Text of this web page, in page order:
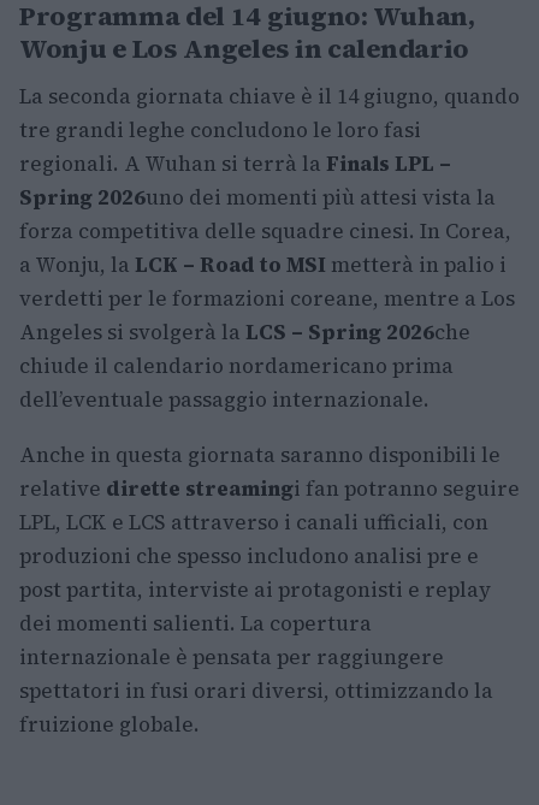
Programma del 14 giugno: Wuhan,
Wonju e Los Angeles in calendario
La seconda giornata chiave è il 14 giugno, quando
tre grandi leghe concludono le loro fasi
regionali. A Wuhan si terrà la Finals LPL –
Spring 2026uno dei momenti più attesi vista la
forza competitiva delle squadre cinesi. In Corea,
a Wonju, la LCK – Road to MSI metterà in palio i
verdetti per le formazioni coreane, mentre a Los
Angeles si svolgerà la LCS – Spring 2026che
chiude il calendario nordamericano prima
dell’eventuale passaggio internazionale.
Anche in questa giornata saranno disponibili le
relative dirette streamingi fan potranno seguire
LPL, LCK e LCS attraverso i canali ufficiali, con
produzioni che spesso includono analisi pre e
post partita, interviste ai protagonisti e replay
dei momenti salienti. La copertura
internazionale è pensata per raggiungere
spettatori in fusi orari diversi, ottimizzando la
fruizione globale.